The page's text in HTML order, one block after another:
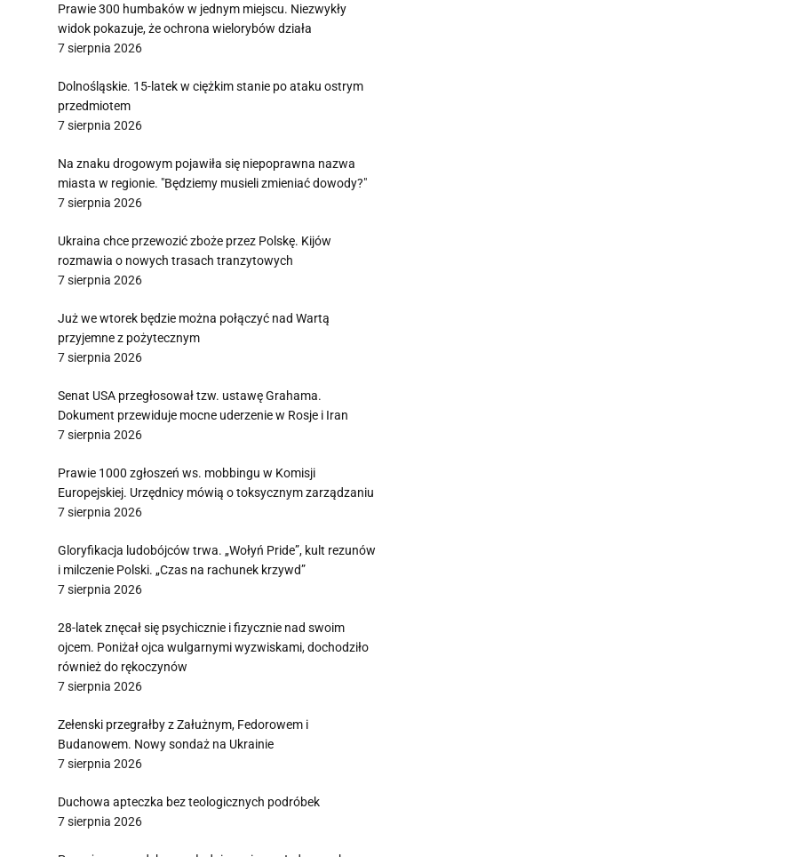
Prawie 300 humbaków w jednym miejscu. Niezwykły
widok pokazuje, że ochrona wielorybów działa
7 sierpnia 2026
Dolnośląskie. 15-latek w ciężkim stanie po ataku ostrym
przedmiotem
7 sierpnia 2026
Na znaku drogowym pojawiła się niepoprawna nazwa
miasta w regionie. "Będziemy musieli zmieniać dowody?"
7 sierpnia 2026
Ukraina chce przewozić zboże przez Polskę. Kijów
rozmawia o nowych trasach tranzytowych
7 sierpnia 2026
Już we wtorek będzie można połączyć nad Wartą
przyjemne z pożytecznym
7 sierpnia 2026
Senat USA przegłosował tzw. ustawę Grahama.
Dokument przewiduje mocne uderzenie w Rosje i Iran
7 sierpnia 2026
Prawie 1000 zgłoszeń ws. mobbingu w Komisji
Europejskiej. Urzędnicy mówią o toksycznym zarządzaniu
7 sierpnia 2026
Gloryfikacja ludobójców trwa. „Wołyń Pride”, kult rezunów
i milczenie Polski. „Czas na rachunek krzywd”
7 sierpnia 2026
28-latek znęcał się psychicznie i fizycznie nad swoim
ojcem. Poniżał ojca wulgarnymi wyzwiskami, dochodziło
również do rękoczynów
7 sierpnia 2026
Zełenski przegrałby z Załużnym, Fedorowem i
Budanowem. Nowy sondaż na Ukrainie
7 sierpnia 2026
Duchowa apteczka bez teologicznych podróbek
7 sierpnia 2026